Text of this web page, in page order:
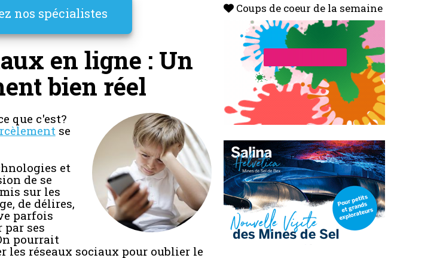
nos spécialistes
en ligne : Un
bien réel
que c'est?
se
et
de se
sur les
de délires,
parfois
par ses
pourrait
les réseaux sociaux pour oublier le
Coups de coeur de la semaine